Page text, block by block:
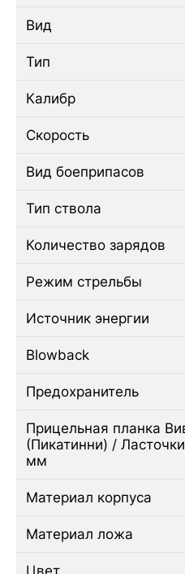
Вид
Тип
Калибр
Скорость
Вид боеприпасов
Тип ствола
Количество зарядов
Режим стрельбы
Источник энергии
Blowback
Предохранитель
Прицельная планка
(Пикатинни) /
мм
Материал корпуса
Материал ложа
Цвет